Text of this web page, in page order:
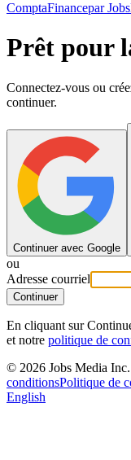
ComptaFinancepar
Prêt pour
Connectez-vous ou
continuer.
Continuer avec Google
ou
Adresse courriel
Continuer
En cliquant sur
et notre politique de
© 2026 Jobs Media Inc.
conditionsPolitique de
English